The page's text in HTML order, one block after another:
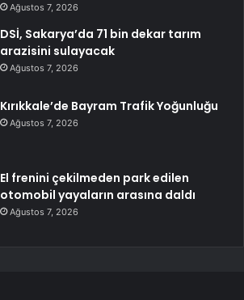
Ağustos 7, 2026
DSİ, Sakarya’da 71 bin dekar tarım
arazisini sulayacak
Ağustos 7, 2026
Kırıkkale’de Bayram Trafik Yoğunluğu
Ağustos 7, 2026
El frenini çekilmeden park edilen
otomobil yayaların arasına daldı
Ağustos 7, 2026